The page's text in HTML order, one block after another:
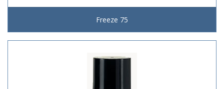
Freeze 75